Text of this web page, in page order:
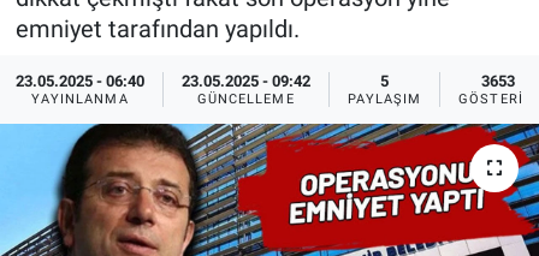
emniyet tarafından yapıldı.
23.05.2025 - 06:40
YAYINLANMA
23.05.2025 - 09:42
GÜNCELLEME
5
PAYLAŞIM
3653
GÖSTERIM
Eğitim
Eğlence
Ekonomi
Forum